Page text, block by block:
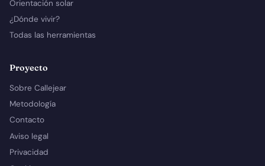
Orientación solar
¿Dónde vivir?
Todas las herramientas
Proyecto
Sobre Callejear
Metodología
Contacto
Aviso legal
Privacidad